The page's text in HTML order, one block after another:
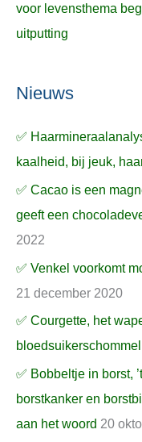
voor levensthema
uitputting
Nieuws
✅
kaalheid, bij jeuk,
✅ Cacao is een
geeft een
2022
✅ Venkel voorkomt
21 december 2020
✅ Courgette, het
✅ Bobbeltje in borst,
borstkanker en
aan het woord 20